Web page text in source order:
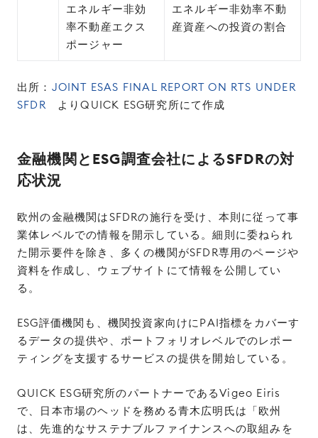
エネルギー非効
率不動産エクス
ポージャー
エネルギー非効率不動
産資産への投資の割合
出所： JOINT ESAS FINAL REPORT ON RTS UNDER
SFDR よりQUICK ESG研究所にて作成
金融機関とESG調査会社によるSFDRの対
応状況
欧州の金融機関はSFDRの施行を受け、本則に従って事
業体レベルでの情報を開示している。細則に委ねられ
た開示要件を除き、多くの機関がSFDR専用のページや
資料を作成し、ウェブサイトにて情報を公開してい
る。
ESG評価機関も、機関投資家向けにPAI指標をカバーす
るデータの提供や、ポートフォリオレベルでのレポー
ティングを支援するサービスの提供を開始している。
QUICK ESG研究所のパートナーであるVigeo Eiris
で、日本市場のヘッドを務める青木広明氏は「欧州
は、先進的なサステナブルファイナンスへの取組みを